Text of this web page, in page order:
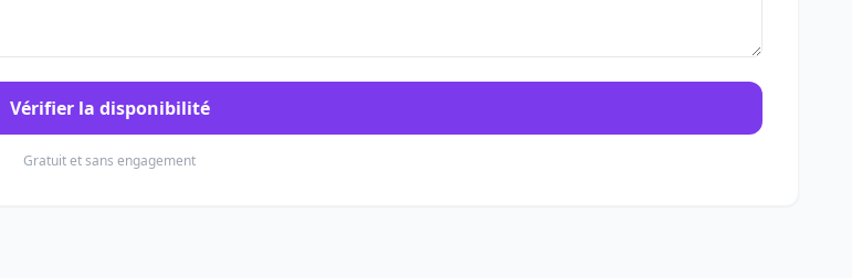
Vérifier la disponibilité
Gratuit et sans engagement